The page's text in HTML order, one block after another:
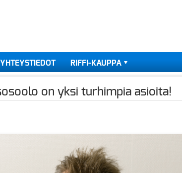
YHTEYSTIEDOT RIFFI-KAUPPA
on yksi turhimpia asioita!